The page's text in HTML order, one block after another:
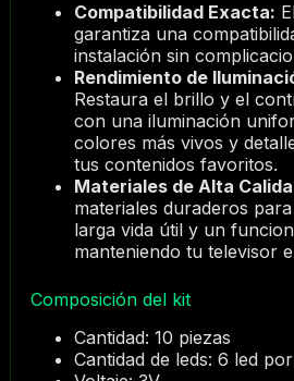
Compatibilidad Exacta:
garantiza una
instalación sin
Rendimiento de
Restaura el brillo y el
con una iluminación
colores más vivos y
tus contenidos favoritos.
Materiales de Alta
materiales duraderos
larga vida útil y un
manteniendo tu televisor
Composición del kit
Cantidad: 10 piezas
Cantidad de leds: 6 led